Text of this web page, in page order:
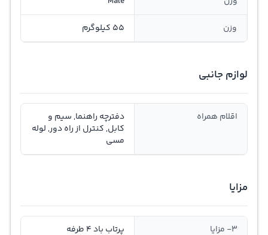
وزن 55 کیلوگرم
لوازم جانبی
اقلام همراه
دفترچه راهنما, سیم و
کابل, کنترل از راه دور, لوله
مسی
مزایا
3- مزایا پرتاب باد 4 طرفه